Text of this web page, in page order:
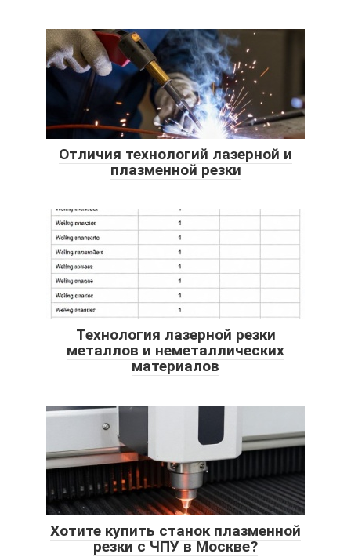
Отличия технологий лазерной и
плазменной резки
Технология лазерной резки
металлов и неметаллических
материалов
Хотите купить станок плазменной
резки с ЧПУ в Москве?